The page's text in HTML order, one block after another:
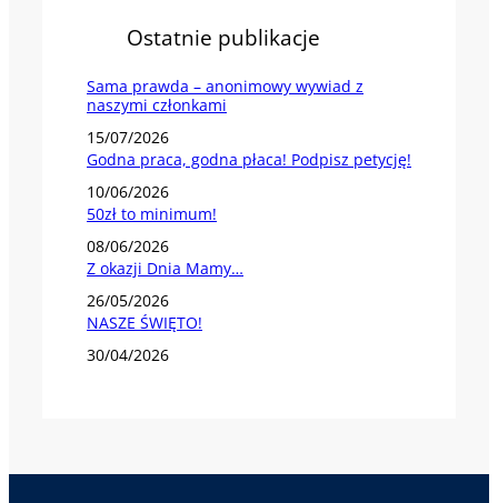
Ostatnie publikacje
Sama prawda – anonimowy wywiad z
naszymi członkami
15/07/2026
Godna praca, godna płaca! Podpisz petycję!
10/06/2026
50zł to minimum!
08/06/2026
Z okazji Dnia Mamy…
26/05/2026
NASZE ŚWIĘTO!
30/04/2026